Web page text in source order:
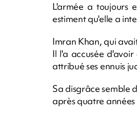
L'armée a toujours
estiment qu'elle a
Imran Khan, qui
Il l'a accusée
attribué ses ennuis
Sa disgrâce semble
après quatre années